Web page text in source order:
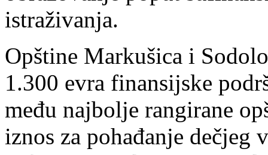
istraživanja.
Opštine Markušica i
1.300 evra finansijske
među najbolje rangirane
iznos za pohađanje dečjeg